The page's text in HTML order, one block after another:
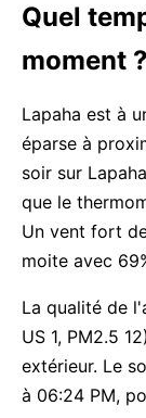
Quel
moment ?
Lapaha est à
éparse à
soir sur
que le
Un vent fort
moite avec
La qualité de
US 1, PM2.5
extérieur. Le
à 06:24 PM,